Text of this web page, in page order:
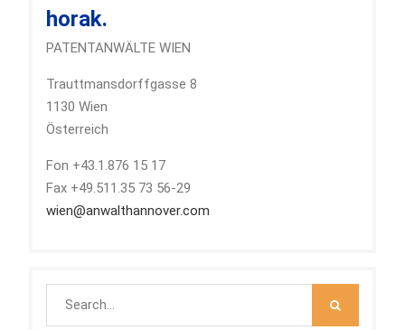
horak.
PATENTANWÄLTE WIEN
Trauttmansdorffgasse 8
1130 Wien
Österreich
Fon +43.1.876 15 17
Fax +49.511.35 73 56-29
wien@anwalthannover.com